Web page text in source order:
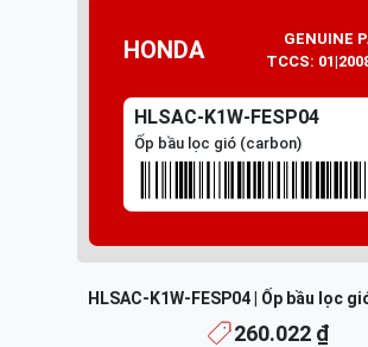
Mã Phụ Tùng
Tài khoản
HONDA
GENUINE
TCCS:
HLSAC-K1W-FESP04
Ốp bầu lọc gió (carbon)
HLSAC-K1W-FESP04 | Ốp bầu lọc
260.022 ₫